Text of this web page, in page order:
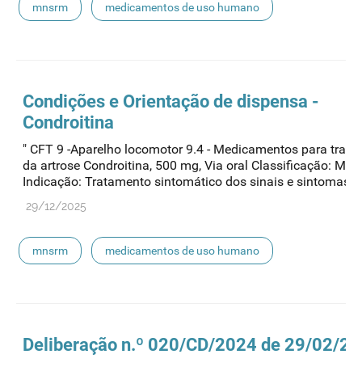
mnsrm medicamentos de uso humano
Condições e Orientação de dispensa -
Condroitina
" CFT 9 -Aparelho locomotor 9.4 - Medicamentos para
da artrose Condroitina, 500 mg, Via oral Classificação:
Indicação: Tratamento sintomático dos sinais e sintomas
29/12/2025
mnsrm medicamentos de uso humano
Deliberação n.º 020/CD/2024 de 29/02/